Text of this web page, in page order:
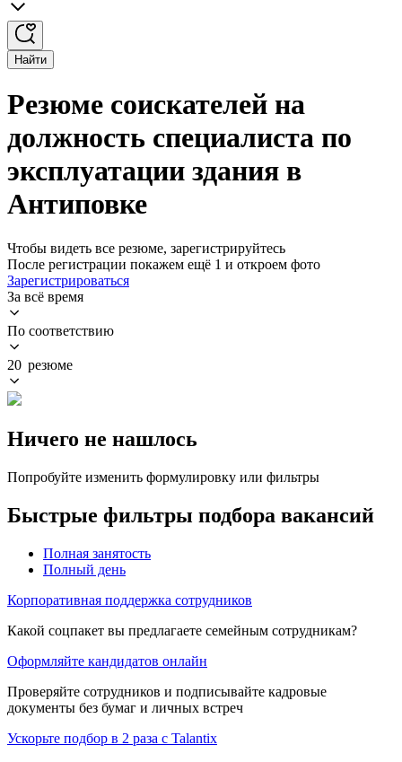
Найти
Резюме соискателей на
должность специалиста по
эксплуатации здания в
Антиповке
Чтобы видеть все резюме, зарегистрируйтесь
После регистрации покажем ещё 1 и откроем фото
Зарегистрироваться
За всё время
По соответствию
20 резюме
Ничего не нашлось
Попробуйте изменить формулировку или фильтры
Быстрые фильтры подбора вакансий
Полная занятость
Полный день
Корпоративная поддержка сотрудников
Какой соцпакет вы предлагаете семейным сотрудникам?
Оформляйте кандидатов онлайн
Проверяйте сотрудников и подписывайте кадровые
документы без бумаг и личных встреч
Ускорьте подбор в 2 раза с Talantix